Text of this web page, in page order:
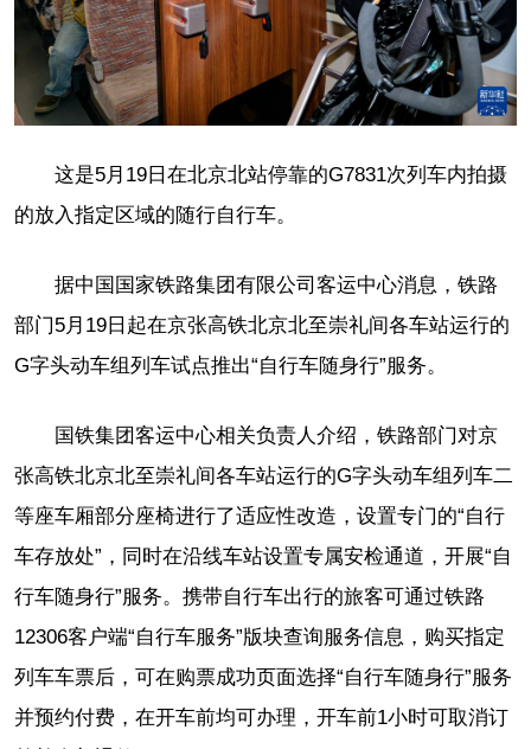
这是5月19日在北京北站停靠的G7831次列车内拍摄
的放入指定区域的随行自行车。
据中国国家铁路集团有限公司客运中心消息，铁路
部门5月19日起在京张高铁北京北至崇礼间各车站运行的
G字头动车组列车试点推出“自行车随身行”服务。
国铁集团客运中心相关负责人介绍，铁路部门对京
张高铁北京北至崇礼间各车站运行的G字头动车组列车二
等座车厢部分座椅进行了适应性改造，设置专门的“自行
车存放处”，同时在沿线车站设置专属安检通道，开展“自
行车随身行”服务。携带自行车出行的旅客可通过铁路
12306客户端“自行车服务”版块查询服务信息，购买指定
列车车票后，可在购票成功页面选择“自行车随身行”服务
并预约付费，在开车前均可办理，开车前1小时可取消订